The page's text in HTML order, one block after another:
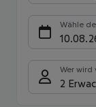
Wähle
Wer wird
2